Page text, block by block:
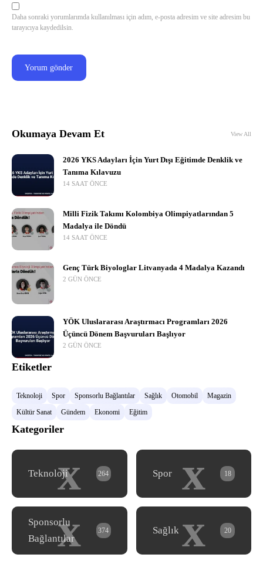
Daha sonraki yorumlarımda kullanılması için adım, e-posta adresim ve site adresim bu
tarayıcıya kaydedilsin.
Okumaya Devam Et View All
2026 YKS Adayları İçin Yurt Dışı Eğitimde Denklik ve
Tanıma Kılavuzu
14 SAAT ÖNCE
Milli Fizik Takımı Kolombiya Olimpiyatlarından 5
Madalya ile Döndü
14 SAAT ÖNCE
Genç Türk Biyologlar Litvanyada 4 Madalya Kazandı
2 GÜN ÖNCE
YÖK Uluslararası Araştırmacı Programları 2026
Üçüncü Dönem Başvuruları Başlıyor
2 GÜN ÖNCE
Etiketler
Teknoloji Spor Sponsorlu Bağlantılar Sağlık Otomobil
Magazin
Kültür Sanat
Gündem Ekonomi Eğitim
Kategoriler
x
Teknoloji 264 x
Spor 18
x
Sponsorlu
Bağlantılar
374 x
Sağlık 20